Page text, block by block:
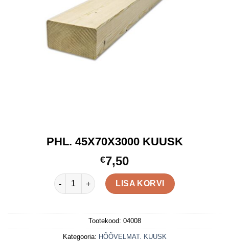
PHL. 45X70X3000 KUUSK
€7,50
PHL. 45X70X3000 KUUSK kogus
LISA KORVI
Tootekood: 04008
Kategooria: HÕÕVELMAT. KUUSK